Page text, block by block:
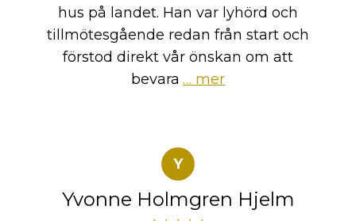
hus på landet. Han var lyhörd och
tillmötesgående redan från start och
förstod direkt vår önskan om att
bevara … mer
Y
Yvonne Holmgren Hjelm